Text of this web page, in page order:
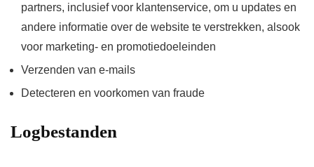
partners, inclusief voor klantenservice, om u updates en
andere informatie over de website te verstrekken, alsook
voor marketing- en promotiedoeleinden
Verzenden van e-mails
Detecteren en voorkomen van fraude
Logbestanden